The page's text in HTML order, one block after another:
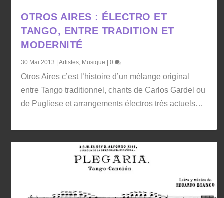
OTROS AIRES : ÉLECTRO ET
TANGO, ENTRE TRADITION ET
MODERNITÉ
30 Mai 2013 |Artistes Musique |0
Otros Aires c’est l’histoire d’un mélange original
entre Tango traditionnel, chants de Carlos Gardel ou
de Pugliese et arrangements électros très actuels…